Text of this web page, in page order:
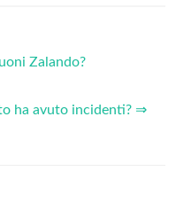
Zalando?
ha avuto incidenti? ⇒